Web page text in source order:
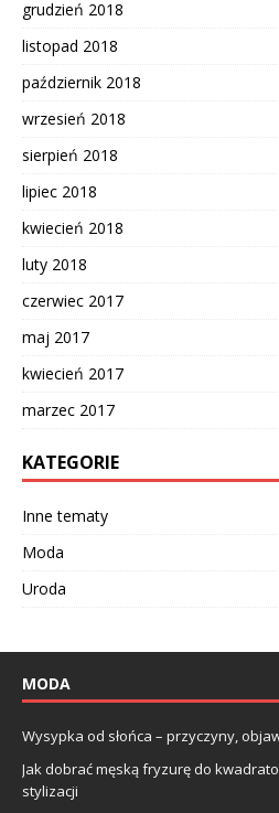
grudzień 2018
listopad 2018
październik 2018
wrzesień 2018
sierpień 2018
lipiec 2018
kwiecień 2018
luty 2018
czerwiec 2017
maj 2017
kwiecień 2017
marzec 2017
KATEGORIE
Inne tematy
Moda
Uroda
MODA
Wysypka od słońca – przyczyny,
Jak dobrać męską fryzurę do
stylizacji